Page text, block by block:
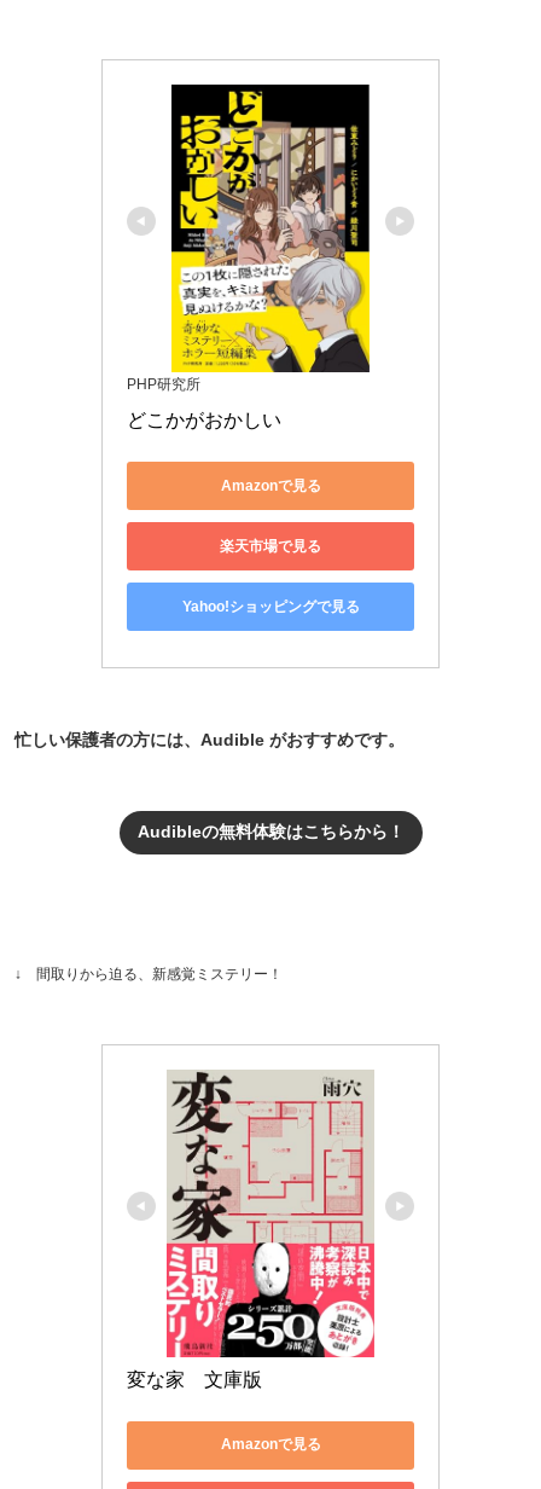
PHP研究所
どこかがおかしい
Amazonで見る
楽天市場で見る
Yahoo!ショッピングで見る
忙しい保護者の方には、Audible がおすすめです。
Audibleの無料体験はこちらから！
↓ 間取りから迫る、新感覚ミステリー！
変な家　文庫版
Amazonで見る